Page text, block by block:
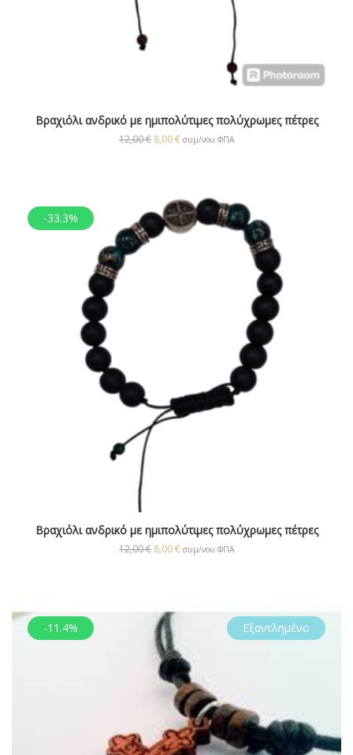
Βραχιόλι ανδρικό με ημιπολύτιμες πολύχρωμες πέτρες
12,00€ 8,00€ συμ/νου ΦΠΑ
-33.3%
Βραχιόλι ανδρικό με ημιπολύτιμες πολύχρωμες πέτρες
12,00€ 8,00€ συμ/νου ΦΠΑ
-11.4% Εξαντλημένο